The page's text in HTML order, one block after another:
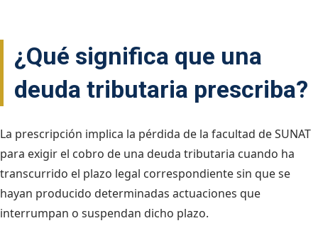
¿Qué significa que una
deuda tributaria prescriba?
La prescripción implica la pérdida de la facultad de SUNAT
para exigir el cobro de una deuda tributaria cuando ha
transcurrido el plazo legal correspondiente sin que se
hayan producido determinadas actuaciones que
interrumpan o suspendan dicho plazo.